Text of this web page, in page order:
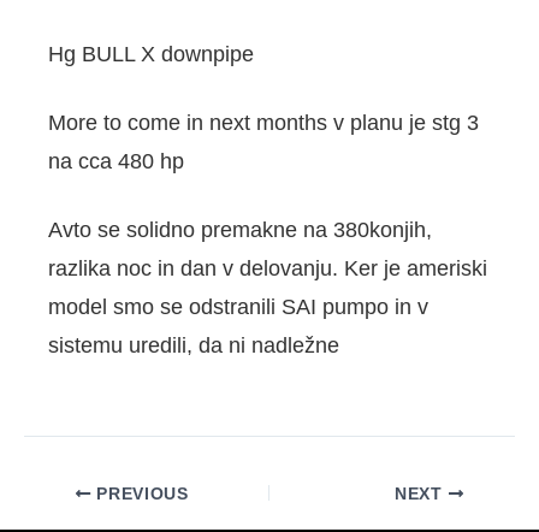
Hg BULL X downpipe
More to come in next months v planu je stg 3
na cca 480 hp
Avto se solidno premakne na 380konjih,
razlika noc in dan v delovanju. Ker je ameriski
model smo se odstranili SAI pumpo in v
sistemu uredili, da ni nadležne
PREVIOUS NEXT